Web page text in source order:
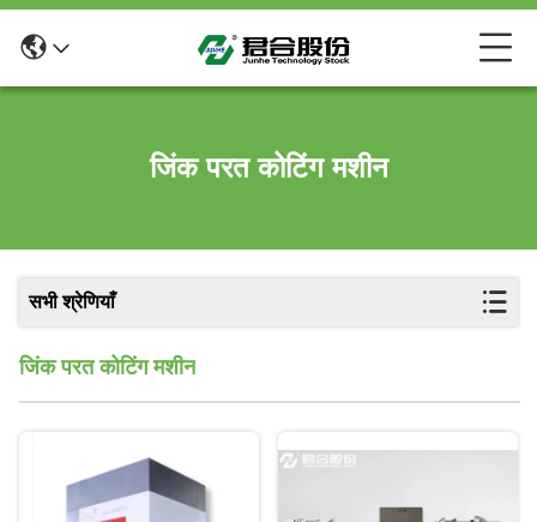
जिंक परत कोटिंग मशीन
सभी श्रेणियाँ
जिंक परत कोटिंग मशीन